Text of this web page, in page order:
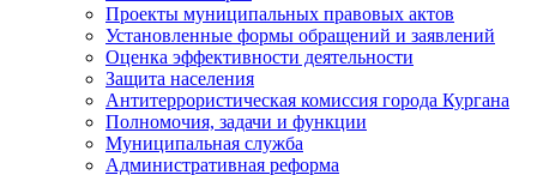
Проекты муниципальных правовых актов
Установленные формы обращений и заявлений
Оценка эффективности деятельности
Защита населения
Антитеррористическая комиссия города Кургана
Полномочия, задачи и функции
Муниципальная служба
Административная реформа